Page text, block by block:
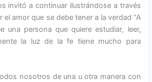
invitó a continuar ilustrándose a través
amor que se debe tener a la verdad “A
una persona que quiere estudiar, leer,
la luz de la fe tiene mucho para
nosotros de una u otra manera con